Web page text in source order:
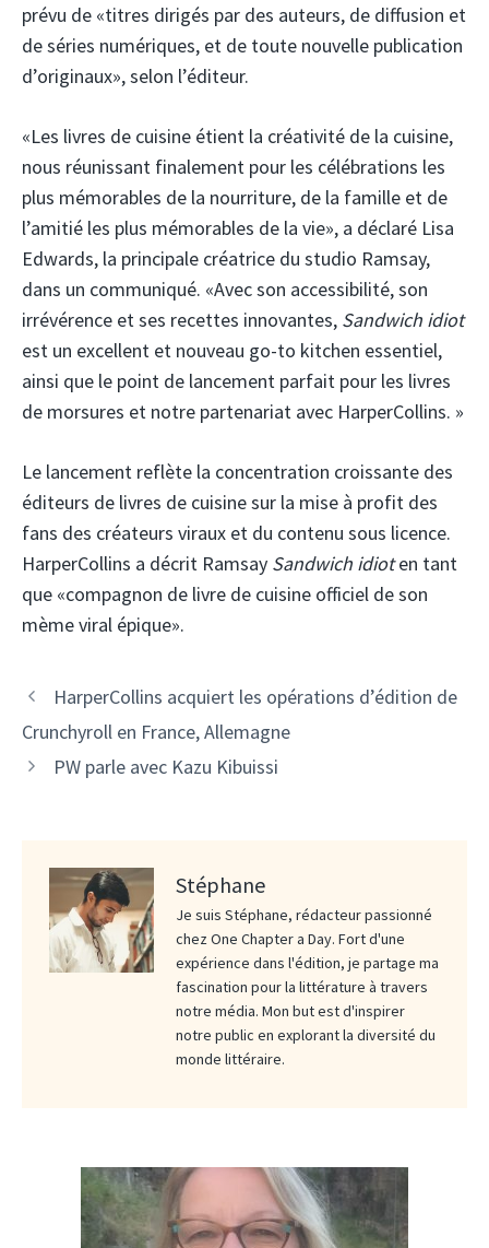
prévu de «titres dirigés par des auteurs, de diffusion et
de séries numériques, et de toute nouvelle publication
d’originaux», selon l’éditeur.
«Les livres de cuisine étient la créativité de la cuisine,
nous réunissant finalement pour les célébrations les
plus mémorables de la nourriture, de la famille et de
l’amitié les plus mémorables de la vie», a déclaré Lisa
Edwards, la principale créatrice du studio Ramsay,
dans un communiqué. «Avec son accessibilité, son
irrévérence et ses recettes innovantes, Sandwich idiot
est un excellent et nouveau go-to kitchen essentiel,
ainsi que le point de lancement parfait pour les livres
de morsures et notre partenariat avec HarperCollins. »
Le lancement reflète la concentration croissante des
éditeurs de livres de cuisine sur la mise à profit des
fans des créateurs viraux et du contenu sous licence.
HarperCollins a décrit Ramsay Sandwich idioten tant
que «compagnon de livre de cuisine officiel de son
mème viral épique».
HarperCollins acquiert les opérations d’édition de
Crunchyroll en France, Allemagne
PW parle avec Kazu Kibuissi
Stéphane
Je suis Stéphane, rédacteur passionné
chez One Chapter a Day. Fort d'une
expérience dans l'édition, je partage ma
fascination pour la littérature à travers
notre média. Mon but est d'inspirer
notre public en explorant la diversité du
monde littéraire.